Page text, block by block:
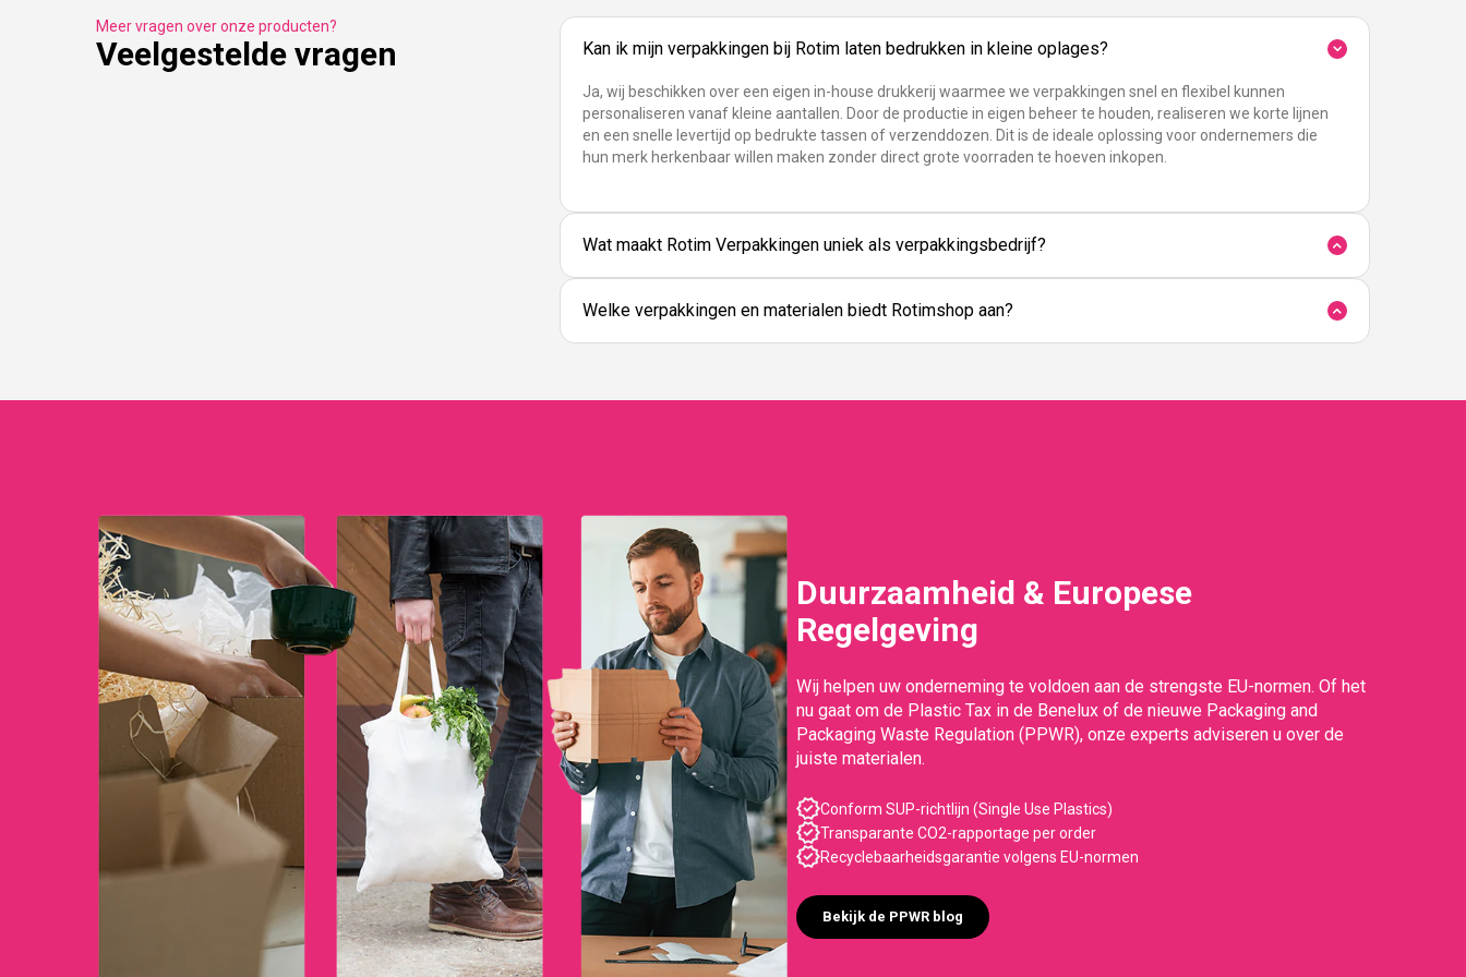
Meer vragen over onze producten?
Veelgestelde vragen Kan ik mijn verpakkingen bij Rotim laten bedrukken in kleine oplages?
Ja, wij beschikken over een eigen in-house drukkerij waarmee we verpakkingen snel en flexibel kunnen
personaliseren vanaf kleine aantallen. Door de productie in eigen beheer te houden, realiseren we korte lijnen
en een snelle levertijd op bedrukte tassen of verzenddozen. Dit is de ideale oplossing voor ondernemers die
hun merk herkenbaar willen maken zonder direct grote voorraden te hoeven inkopen.
Wat maakt Rotim Verpakkingen uniek als verpakkingsbedrijf?
Welke verpakkingen en materialen biedt Rotimshop aan?
Duurzaamheid & Europese
Regelgeving
Wij helpen uw onderneming te voldoen aan de strengste EU-normen. Of het
nu gaat om de Plastic Tax in de Benelux of de nieuwe Packaging and
Packaging Waste Regulation (PPWR), onze experts adviseren u over de
juiste materialen.
Conform SUP-richtlijn (Single Use Plastics)
Transparante CO2-rapportage per order
Recyclebaarheidsgarantie volgens EU-normen
Bekijk de PPWR blog